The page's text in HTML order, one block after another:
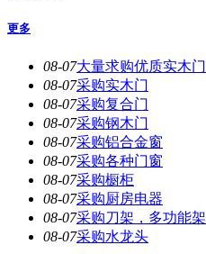
更多
08-07大量求购优质实木门
08-07采购实木门
08-07采购复合门
08-07采购钢木门
08-07采购铝合金窗
08-07采购各种门窗
08-07采购橱柜
08-07采购厨房电器
08-07采购刀架，多功能架
08-07采购水龙头